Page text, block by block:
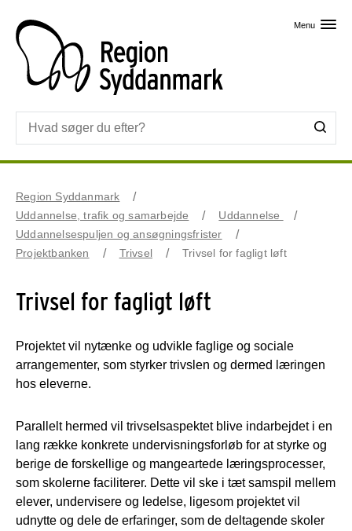
Menu
Region Syddanmark
Uddannelse, trafik og samarbejde
Uddannelse
Uddannelsespuljen og ansøgningsfrister
Projektbanken
Trivsel Trivsel for fagligt løft
Trivsel for fagligt løft
Projektet vil nytænke og udvikle faglige og sociale
arrangementer, som styrker trivslen og dermed læringen
hos eleverne.
Parallelt hermed vil trivselsaspektet blive indarbejdet i en
lang række konkrete undervisningsforløb for at styrke og
berige de forskellige og mangeartede læringsprocesser,
som skolerne faciliterer. Dette vil ske i tæt samspil mellem
elever, undervisere og ledelse, ligesom projektet vil
udnytte og dele de erfaringer, som de deltagende skoler